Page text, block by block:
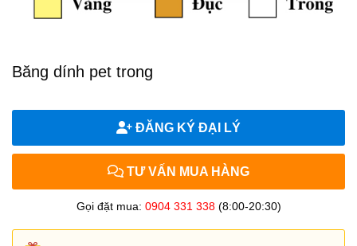
Băng dính pet trong
ĐĂNG KÝ ĐẠI LÝ
TƯ VẤN MUA HÀNG
Gọi đặt mua: 0904 331 338(8:00-20:30)